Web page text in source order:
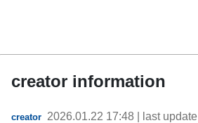
creator information
creator 2026.01.22 17:48 | last update